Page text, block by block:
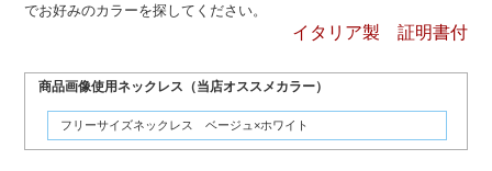
でお好みのカラーを探してください。
イタリア製 証明書付
商品画像使用ネックレス（当店オススメカラー）
フリーサイズネックレス ベージュ×ホワイト